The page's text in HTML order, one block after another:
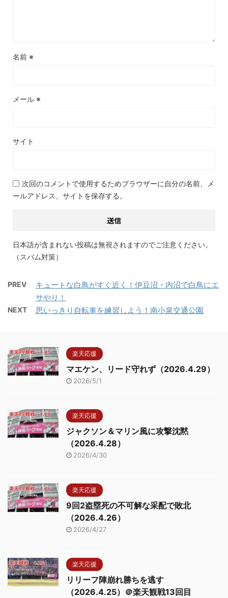
名前 ※
メール ※
サイト
次回のコメントで使用するためブラウザーに自分の名前、メ
ールアドレス、サイトを保存する。
日本語が含まれない投稿は無視されますのでご注意ください。
（スパム対策）
PREV
キュートな白鳥がすぐ近く！伊豆沼・内沼で白鳥にエ
サやり！
NEXT 思いっきり自転車を練習しよう！南小泉交通公園
楽天応援
マエケン、リード守れず（2026.4.29）
2026/5/1
楽天応援
ジャクソン＆マリン風に攻撃沈黙
（2026.4.28）
2026/4/30
楽天応援
9回2盗塁死の不可解な采配で敗北
（2026.4.26）
2026/4/27
楽天応援
リリーフ陣崩れ勝ちを逃す
（2026.4.25）＠楽天観戦13回目